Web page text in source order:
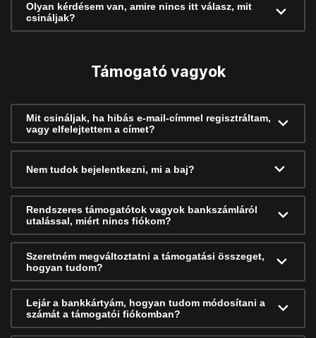
Olyan kérdésem van, amire nincs itt válasz, mit
csináljak?
Támogató vagyok
Mit csináljak, ha hibás e-mail-címmel regisztráltam,
vagy elfelejtettem a címet?
Nem tudok bejelentkezni, mi a baj?
Rendszeres támogatótok vagyok bankszámláról
utalással, miért nincs fiókom?
Szeretném megváltoztatni a támogatási összeget,
hogyan tudom?
Lejár a bankkártyám, hogyan tudom módosítani a
számát a támogatói fiókomban?